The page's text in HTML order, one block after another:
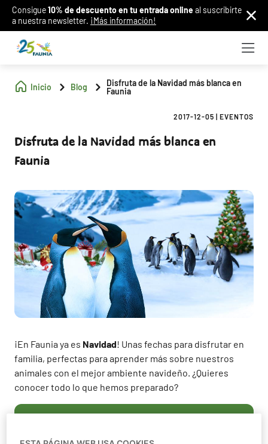
Consigue10% de descuento en tu entrada onlineal suscribirte
a nuestra newsletter. ¡Más información!
Inicio Blog
Disfruta de la Navidad más blanca en
Faunia
2017-12-05 EVENTOS
Disfruta de la Navidad más blanca en
Faunia
¡En Faunia ya es Navidad! Unas fechas para disfrutar en
familia, perfectas para aprender más sobre nuestros
animales con el mejor ambiente navideño. ¿Quieres
conocer todo lo que hemos preparado?